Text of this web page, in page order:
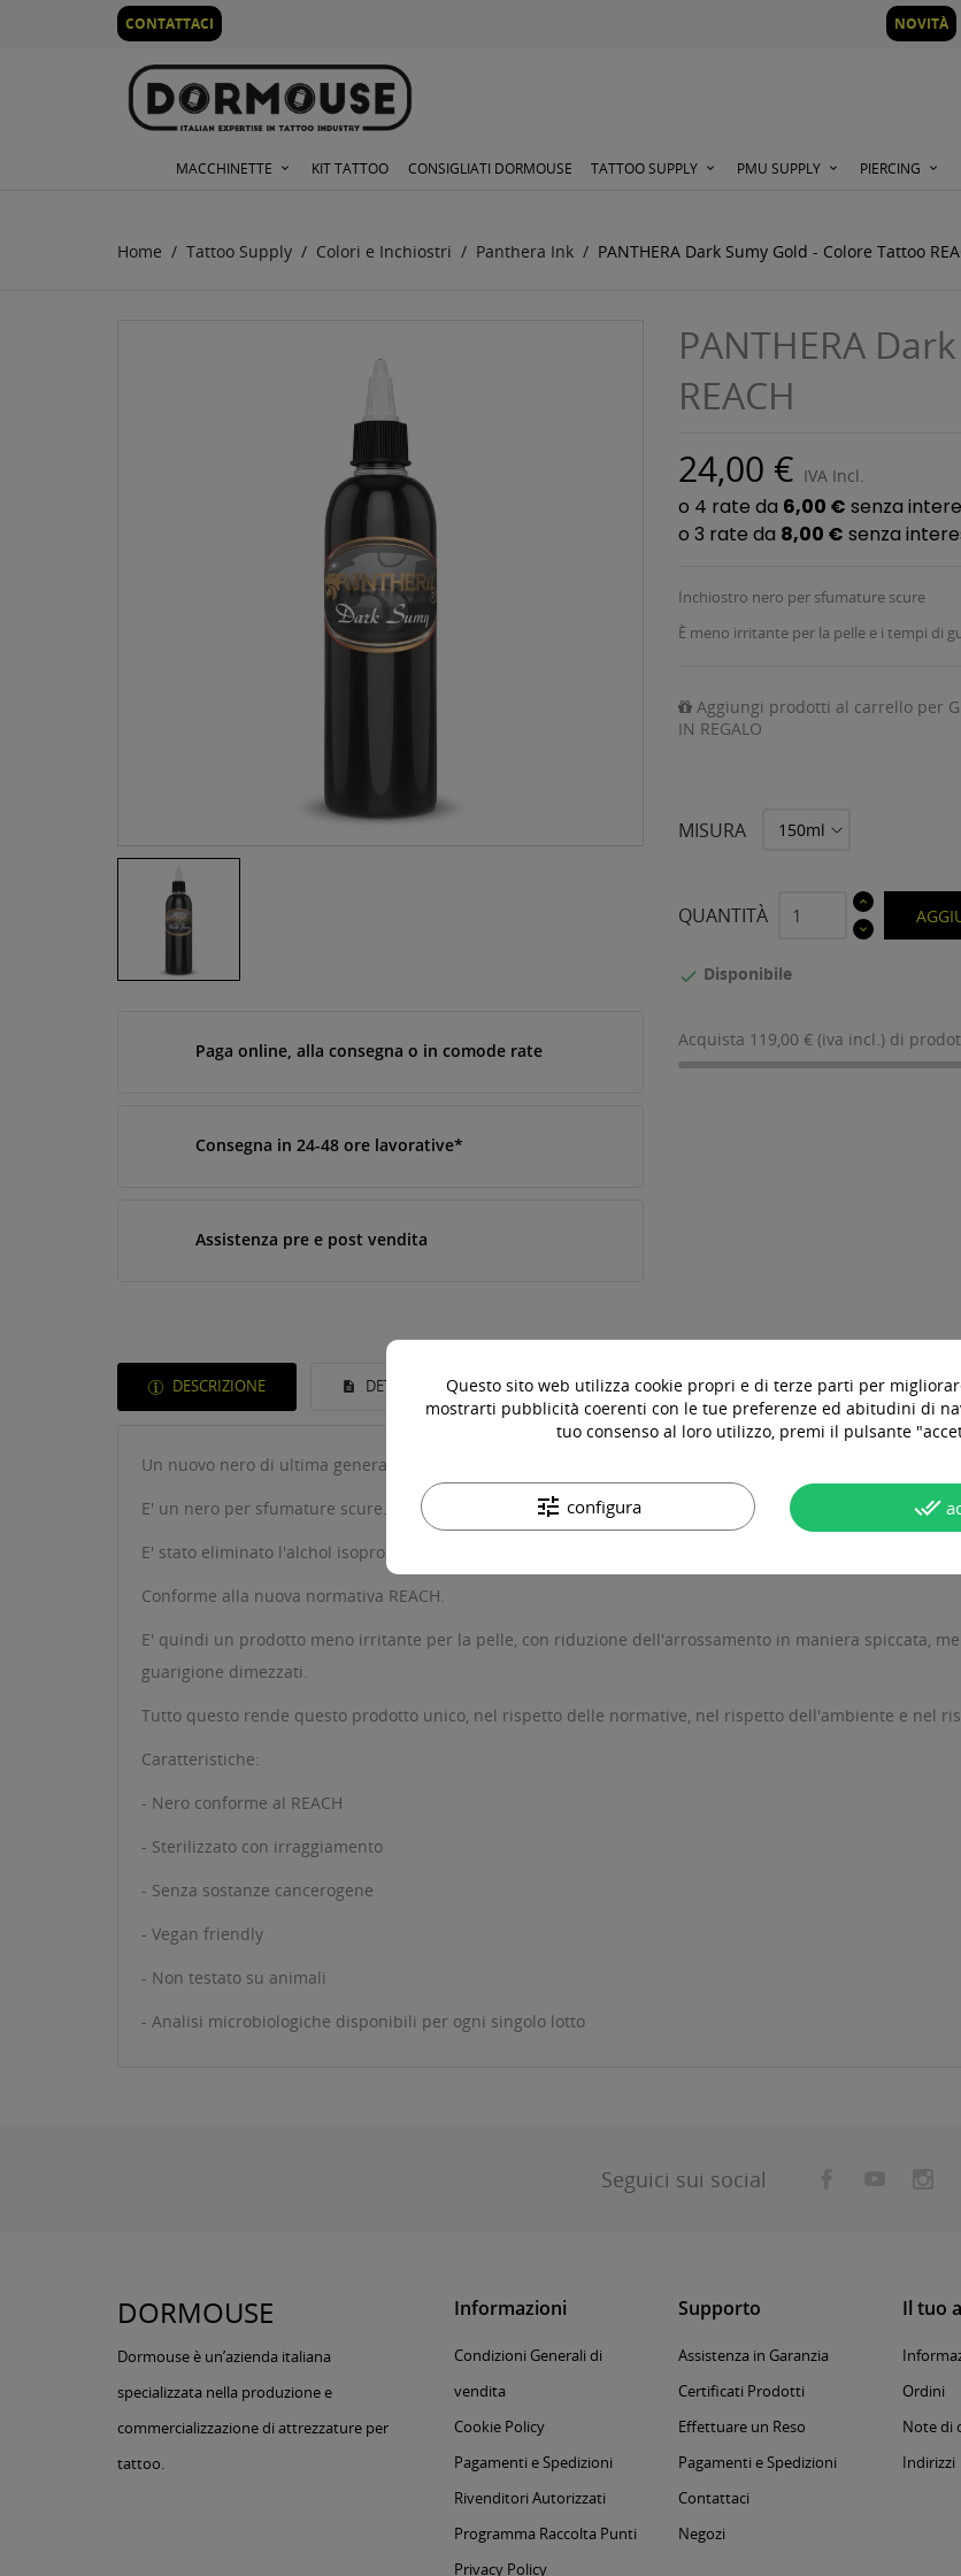
CONTATTACI NOVITÀ
MACCHINETTE KIT TATTOO CONSIGLIATI DORMOUSE TATTOO SUPPLY PMU SUPPLY PIERCING
Home Tattoo Supply Colori e Inchiostri Panthera Ink PANTHERA Dark Sumy Gold - Colore Tattoo
Paga online, alla consegna o in comode rate
Consegna in 24-48 ore lavorative*
Assistenza pre e post vendita
PANTHERA
REACH
24,00 € IVA Incl.
Inchiostro nero per sfumature scure
È meno irritante per la pelle e i tempi di
Aggiungi prodotti al carrello per
IN REGALO
MISURA
QUANTITÀ
 Disponibile
Acquista 119,00 € (iva incl.) di
DESCRIZIONE DETTAGLI DEL PRODOTTO DOMANDE & RISPOSTE
Un nuovo nero di ultima generazione, che sfrutta la ricerca fatta negli ultimi mesi e che unisce la
E' un nero per sfumature scure.
E' stato eliminato l'alchol isopropilico e tutti i conservanti.
Conforme alla nuova normativa REACH.
E' quindi un prodotto meno irritante per la pelle, con riduzione dell'arrossamento in maniera spiccata,
guarigione dimezzati.
Tutto questo rende questo prodotto unico, nel rispetto delle normative, nel rispetto dell'ambiente e nel
Caratteristiche:
- Nero conforme al REACH
- Sterilizzato con irraggiamento
- Senza sostanze cancerogene
- Vegan friendly
- Non testato su animali
- Analisi microbiologiche disponibili per ogni singolo lotto
Seguici sui social
DORMOUSE
Dormouse è un’azienda italiana
specializzata nella produzione e
commercializzazione di attrezzature per
tattoo.
Informazioni
Condizioni Generali di
vendita
Cookie Policy
Pagamenti e Spedizioni
Rivenditori Autorizzati
Programma Raccolta Punti
Privacy Policy
Supporto
Assistenza in Garanzia
Certificati Prodotti
Effettuare un Reso
Pagamenti e Spedizioni
Contattaci
Negozi
Il tuo
Ordini
Note di
Indirizzi
Questo sito web utilizza cookie propri e di terze parti per
mostrarti pubblicità coerenti con le tue preferenze ed abitudini di
tuo consenso al loro utilizzo, premi il pulsante
tune configura done_all